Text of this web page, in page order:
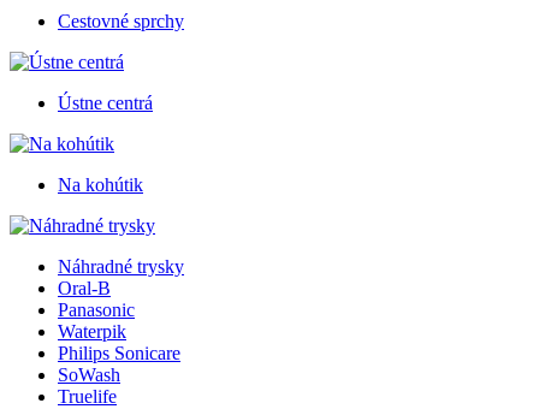
Cestovné sprchy
Ústne centrá
Na kohútik
Náhradné trysky
Oral-B
Panasonic
Waterpik
Philips Sonicare
SoWash
Truelife